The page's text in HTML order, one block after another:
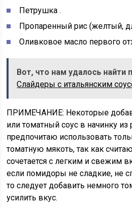
Петрушка .
Пропаренный рис (желтый,
Оливковое масло первого
Вот, что нам удалось найти
Слайдеры с итальянским
ПРИМЕЧАНИЕ: Некоторые
или томатный соус в начинку
предпочитаю использовать
томатную мякоть, так как
сочетается с легким и свежим
если помидоры не сладкие, не
то следует добавить немного
усилить вкус.